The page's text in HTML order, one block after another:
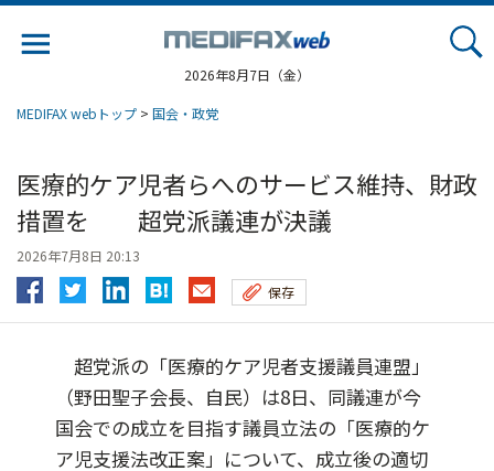
2026年8月7日（金）
MEDIFAX webトップ > 国会・政党
医療的ケア児者らへのサービス維持、財政
措置を 超党派議連が決議
2026年7月8日 20:13
保存
超党派の「医療的ケア児者支援議員連盟」
（野田聖子会長、自民）は8日、同議連が今
国会での成立を目指す議員立法の「医療的ケ
ア児支援法改正案」について、成立後の適切